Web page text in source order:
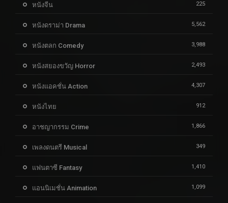
หนังจีน 225
หนังดราม่า Drama 5,562
หนังตลก Comedy 3,988
หนังสยองขวัญ Horror 2,493
หนังแอคชั่น Action 4,307
หนังไทย 912
อาชญากรรม Crime 1,866
เพลงดนตรี Musical 349
แฟนตาซี Fantasy 1,410
แอนนิเมชั่น Animation 1,099